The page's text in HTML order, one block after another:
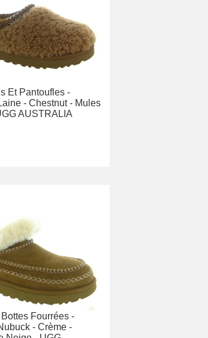
Et Pantoufles -
- Chestnut - Mules
AUSTRALIA
Fourrées -
- Crème -